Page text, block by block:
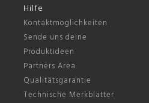
Hilfe
Kontaktmöglichkeiten
Sende uns deine
Produktideen
Partners Area
Qualitätsgarantie
Technische Merkblätter